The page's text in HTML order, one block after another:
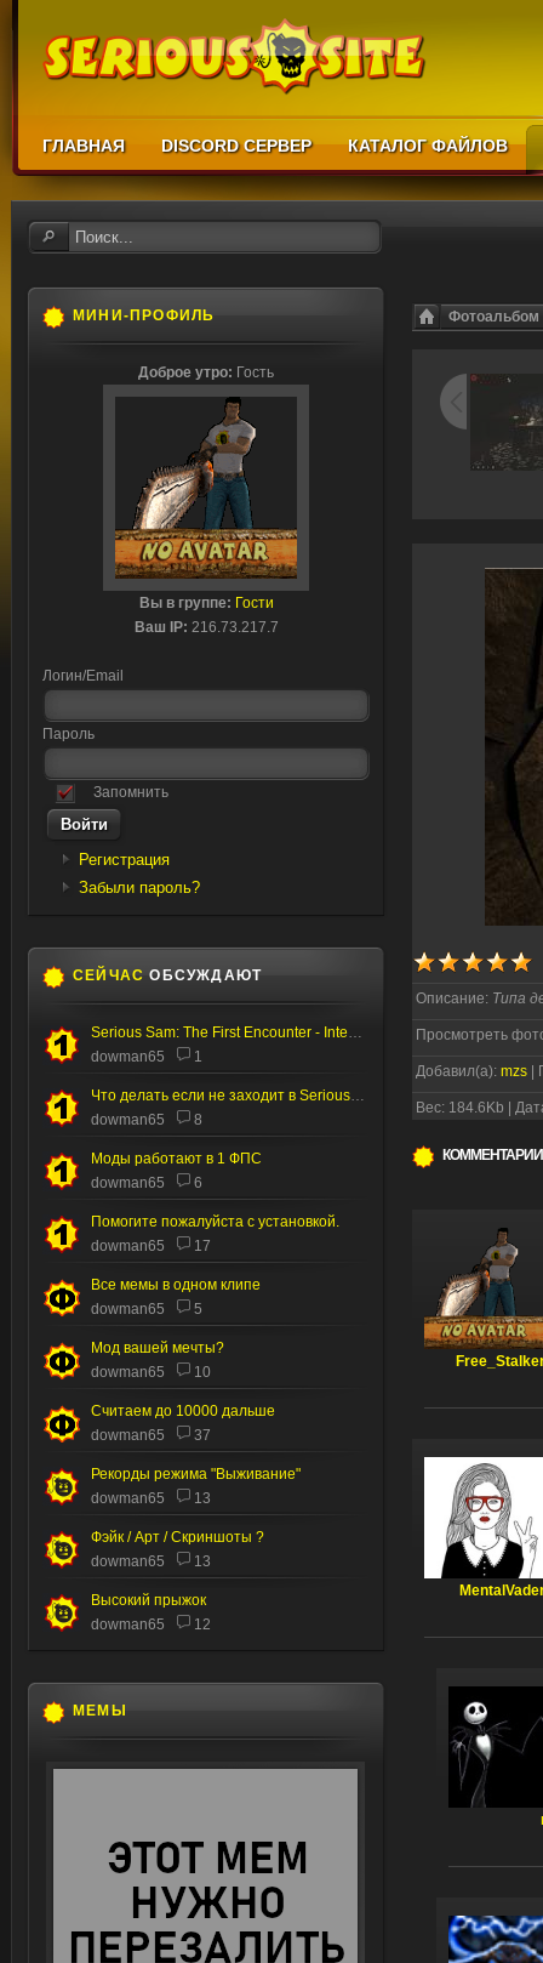
ГЛАВНАЯ DISCORD СЕРВЕР КАТАЛОГ ФАЙЛОВ
Фотоальбом
Описание: Типа
Просмотреть
Добавил(а): mzs |
Вес: 184.6Kb |
КОММЕНТАРИИ
МИНИ-ПРОФИЛЬ
Доброе утро: Гость
Вы в группе: Гости
Ваш IP: 216.73.217.7
Логин/Email
Пароль
Запомнить
Регистрация
Забыли пароль?
СЕЙЧАС ОБСУЖДАЮТ
Serious Sam: The First Encounter - Internal Test
dowman65
1
Что делать если не заходит в Serious editor
dowman65
8
Моды работают в 1 ФПС
dowman65
6
Помогите пожалуйста с установкой.
dowman65
17
Все мемы в одном клипе
dowman65
5
Мод вашей мечты?
dowman65
10
Считаем до 10000 дальше
dowman65
37
Рекорды режима "Выживание"
dowman65
13
Фэйк / Арт / Скриншоты ?
dowman65
13
Высокий прыжок
dowman65
12
МЕМЫ